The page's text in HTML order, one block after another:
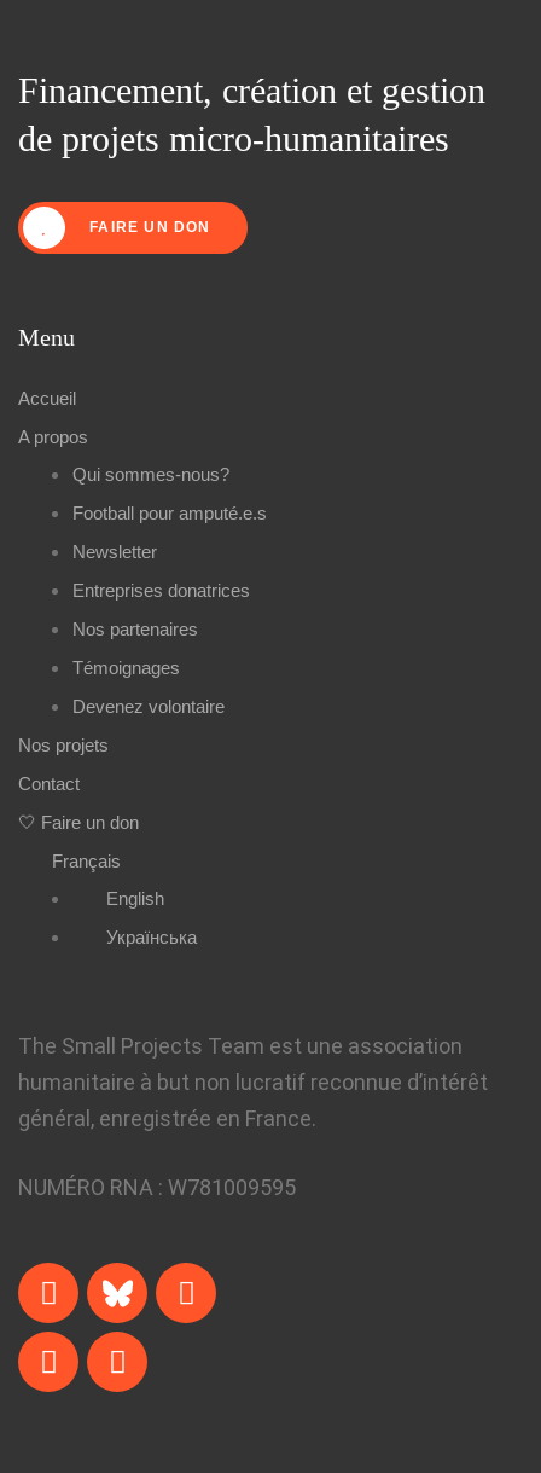
Financement, création et gestion
de projets micro-humanitaires
FAIRE UN DON
Menu
Accueil
A propos
Qui sommes-nous?
Football pour amputé.e.s
Newsletter
Entreprises donatrices
Nos partenaires
Témoignages
Devenez volontaire
Nos projets
Contact
🤍 Faire un don
Français
English
Українська
The Small Projects Team est une association
humanitaire à but non lucratif reconnue d’intérêt
général, enregistrée en France.
NUMÉRO RNA : W781009595